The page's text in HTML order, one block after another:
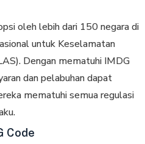
oleh lebih dari 150 negara di
untuk Keselamatan
Dengan mematuhi IMDG
dan pelabuhan dapat
mematuhi semua regulasi
Code